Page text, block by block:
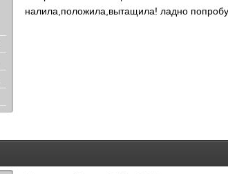
налила,положила,вытащила! ладно